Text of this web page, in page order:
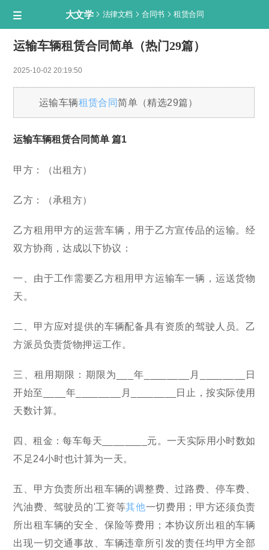
大文学 法律文档 合同书 租赁合同

运输车辆租赁合同简单（热门29篇）
2025-10-02 20:19:50
运输车辆租赁合同简单（精选29篇）
运输车辆租赁合同简单 篇1
甲方：（出租方）
乙方：（承租方）
乙方租用甲方的运营车辆，用于乙方宣传品的运输。经
双方协商，达成以下协议：
一、由于工作需要乙方租用甲方运输车一辆，运送货物
天。
二、甲方应对提供的车辆配备具有资质的驾驶人员。乙
方派员负责货物押运工作。
三、租用期限：期限为___年________月________日
开始至____年________月________日止，按实际使用
天数计算。
四、租金：每车每天________元。一天实际用小时数如
不足24小时也计算为一天。
五、甲方负责所出租车辆的调整费、过路费、停车费、
汽油费、驾驶员的'工资等其他一切费用；甲方还须负责
所出租车辆的安全、保险等费用；本协议所出租的车辆
出现一切交通事故、车辆违章所引发的责任均甲方全部